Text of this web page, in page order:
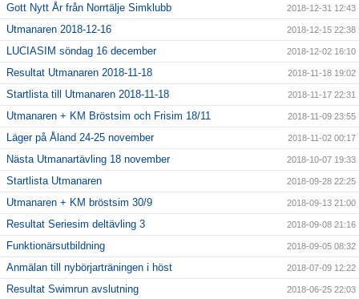
Gott Nytt År från Norrtälje Simklubb 2018-12-31 12:43
Utmanaren 2018-12-16 2018-12-15 22:38
LUCIASIM söndag 16 december 2018-12-02 16:10
Resultat Utmanaren 2018-11-18 2018-11-18 19:02
Startlista till Utmanaren 2018-11-18 2018-11-17 22:31
Utmanaren + KM Bröstsim och Frisim 18/11 2018-11-09 23:55
Läger på Åland 24-25 november 2018-11-02 00:17
Nästa Utmanartävling 18 november 2018-10-07 19:33
Startlista Utmanaren 2018-09-28 22:25
Utmanaren + KM bröstsim 30/9 2018-09-13 21:00
Resultat Seriesim deltävling 3 2018-09-08 21:16
Funktionärsutbildning 2018-09-05 08:32
Anmälan till nybörjarträningen i höst 2018-07-09 12:22
Resultat Swimrun avslutning 2018-06-25 22:03